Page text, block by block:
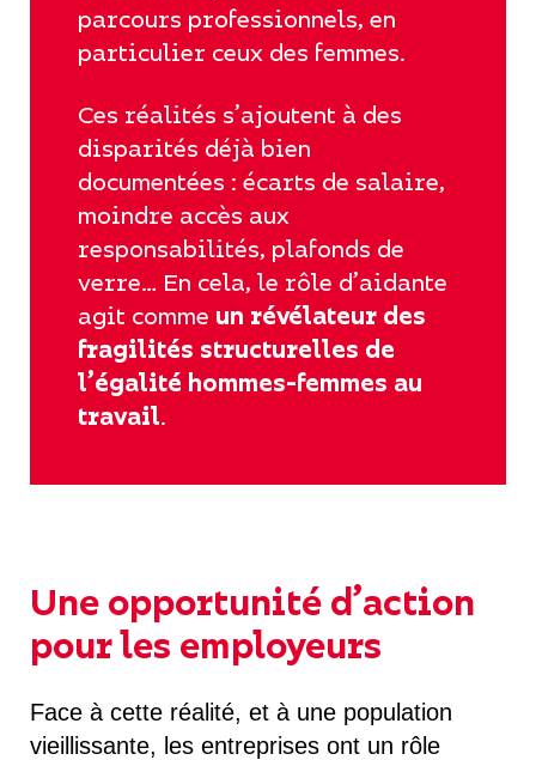
parcours professionnels, en
particulier ceux des femmes.
Ces réalités s’ajoutent à des
disparités déjà bien
documentées : écarts de salaire,
moindre accès aux
responsabilités, plafonds de
verre… En cela, le rôle d’aidante
agit comme un révélateur des
fragilités structurelles de
l’égalité hommes-femmes au
travail.
Une opportunité d’action
pour les employeurs
Face à cette réalité, et à une population
vieillissante, les entreprises ont un rôle